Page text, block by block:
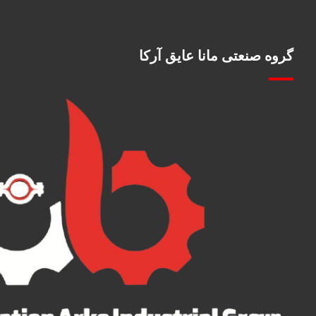
گروه صنعتی مانا عایق آرکا